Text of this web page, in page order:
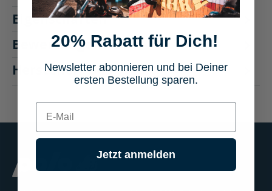
Eigenschaften
Bewertungen
Hersteller "BGS"
20% Rabatt für Dich!
Newsletter abonnieren und bei Deiner
ersten Bestellung sparen.
E-mail
Jetzt anmelden